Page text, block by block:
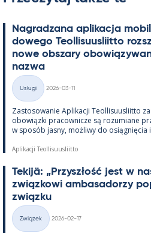
Na­gradzana apli­kacja
dowego Teol­li­suus­liitto
nowe obszary
nazwa
Kategorie
Usługi
2026-03-11
Zas­to­sowa­nie Apli­kacji Teol­li­suus­liitto
obowiązki pracow­nicze są rozu­miane
w sposób jasny, moż­liwy do osiąg­nięcia
Aplikacji Teollisuusliitto
Te­kijä: „Przyszłość jest w
związ­kowi am­ba­sa­dorzy
związku
Kategorie
Związek
2026-02-17